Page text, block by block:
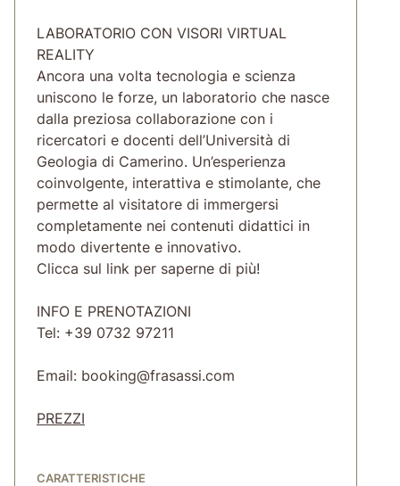
LABORATORIO CON VISORI VIRTUAL
REALITY
Ancora una volta tecnologia e scienza
uniscono le forze, un laboratorio che nasce
dalla preziosa collaborazione con i
ricercatori e docenti dell’Università di
Geologia di Camerino. Un’esperienza
coinvolgente, interattiva e stimolante, che
permette al visitatore di immergersi
completamente nei contenuti didattici in
modo divertente e innovativo.
Clicca sul link per saperne di più!
INFO E PRENOTAZIONI
Tel: +39 0732 97211
Email: booking@frasassi.com
PREZZI
CARATTERISTICHE